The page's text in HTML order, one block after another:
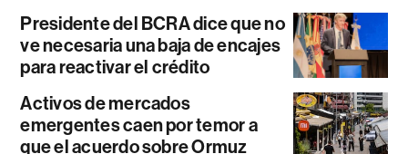
Presidente del BCRA dice que no
ve necesaria una baja de encajes
para reactivar el crédito
Activos de mercados
emergentes caen por temor a
que el acuerdo sobre Ormuz